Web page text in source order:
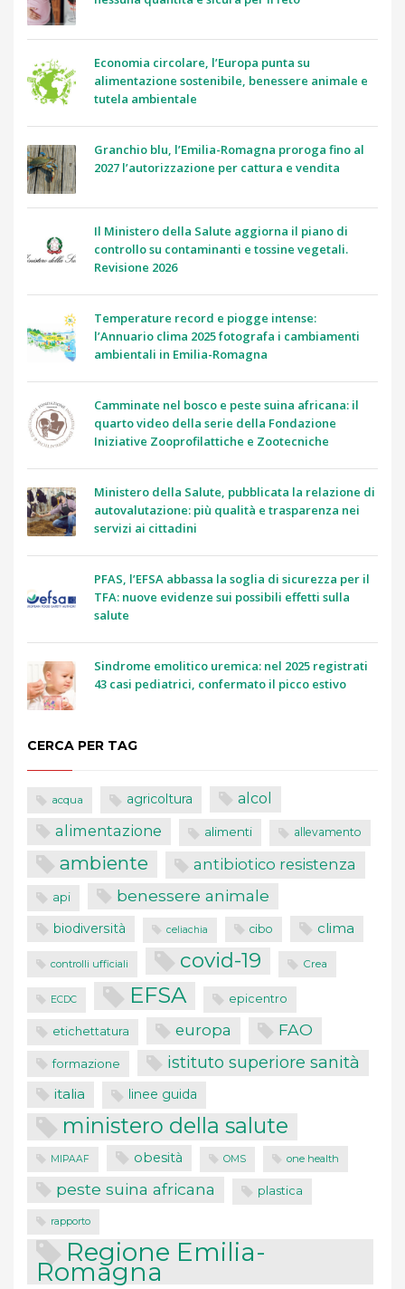
Economia circolare, l’Europa punta su
alimentazione sostenibile, benessere animale e
tutela ambientale
Granchio blu, l’Emilia-Romagna proroga fino al
2027 l’autorizzazione per cattura e vendita
Il Ministero della Salute aggiorna il piano di
controllo su contaminanti e tossine vegetali.
Revisione 2026
Temperature record e piogge intense:
l’Annuario clima 2025 fotografa i cambiamenti
ambientali in Emilia-Romagna
Camminate nel bosco e peste suina africana: il
quarto video della serie della Fondazione
Iniziative Zooprofilattiche e Zootecniche
Ministero della Salute, pubblicata la relazione di
autovalutazione: più qualità e trasparenza nei
servizi ai cittadini
PFAS, l’EFSA abbassa la soglia di sicurezza per il
TFA: nuove evidenze sui possibili effetti sulla
salute
Sindrome emolitico uremica: nel 2025 registrati
43 casi pediatrici, confermato il picco estivo
CERCA PER TAG
acqua agricoltura alcol
alimentazione alimenti allevamento
ambiente antibiotico resistenza
api benessere animale
biodiversità celiachia cibo clima
controlli ufficiali covid-19 Crea
ECDC EFSA epicentro
etichettatura europa FAO
formazione istituto superiore sanità
italia linee guida
ministero della salute
MIPAAF obesità OMS one health
peste suina africana plastica
rapporto
Regione Emilia-
Romagna